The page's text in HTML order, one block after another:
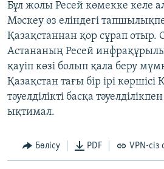
Бұл жолы Ресей көмекке келе
Мәскеу өз еліндегі
Қазақстаннан қор сұрап отыр.
Астананың Ресей
қауіп көзі болып қала беру
Қазақстан тағы бір ірі көршісі
тәуелділікті басқа
ықтимал.
Бөлісу PDF VPN-сіз